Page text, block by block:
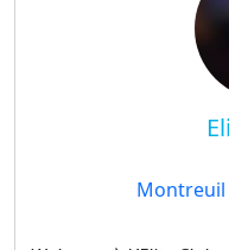
Montreuil